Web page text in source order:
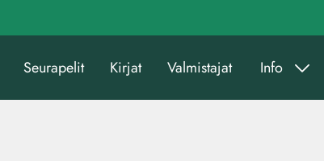
Seurapelit Kirjat Valmistajat Info